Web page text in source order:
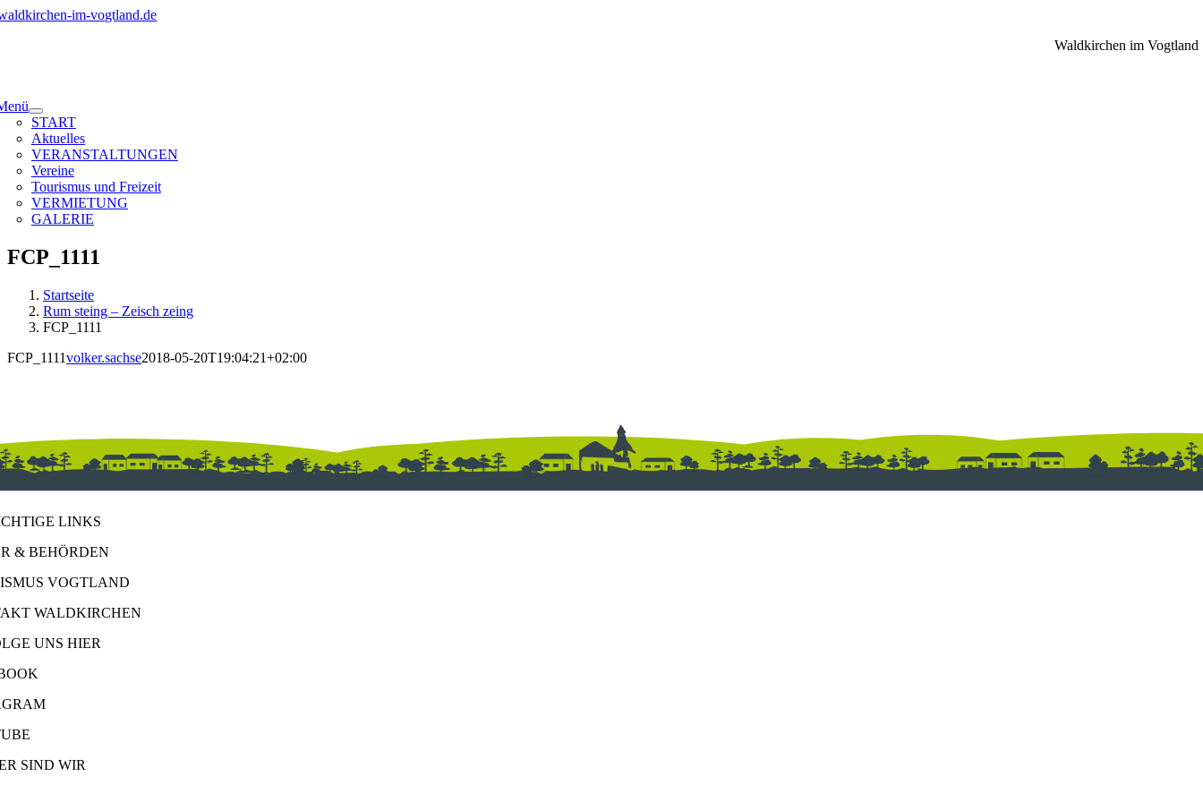
Zum
Waldkirchen im Vogtland
START
Aktuelles
VERANSTALTUNGEN
Vereine
Tourismus und Freizeit
VERMIETUNG
GALERIE
FCP_1111
Startseite
Rum steing – Zeisch zeing
FCP_1111
FCP_1111volker.sachse2018-05-20T19:04:21+02:00
LINKS
& BEHÖRDEN
VOGTLAND
WALDKIRCHEN
UNS HIER
SIND WIR